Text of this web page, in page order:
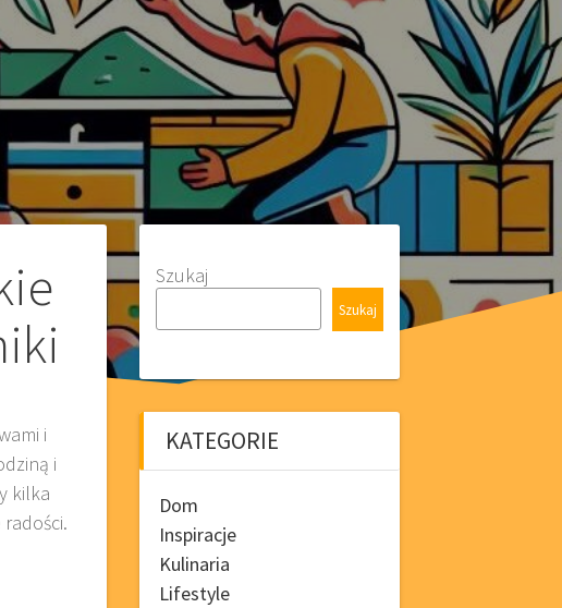
i
i
kilka
Szukaj
Szukaj
KATEGORIE
Dom
Inspiracje
Kulinaria
Lifestyle